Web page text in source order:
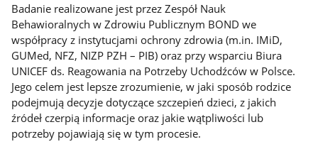
Badanie realizowane jest przez Zespół Nauk
Behawioralnych w Zdrowiu Publicznym BOND we
współpracy z instytucjami ochrony zdrowia (m.in. IMiD,
GUMed, NFZ, NIZP PZH – PIB) oraz przy wsparciu Biura
UNICEF ds. Reagowania na Potrzeby Uchodźców w Polsce.
Jego celem jest lepsze zrozumienie, w jaki sposób rodzice
podejmują decyzje dotyczące szczepień dzieci, z jakich
źródeł czerpią informacje oraz jakie wątpliwości lub
potrzeby pojawiają się w tym procesie.